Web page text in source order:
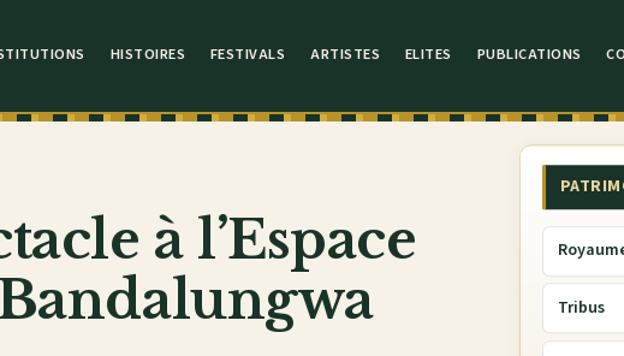
HISTOIRES FESTIVALS ARTISTES ELITES PUBLICATIONS
à l’Espace
Tribus